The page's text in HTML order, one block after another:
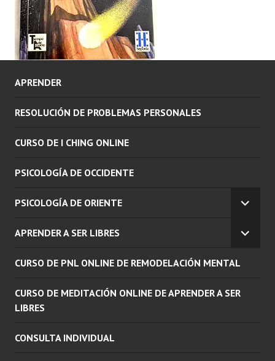
APRENDER
RESOLUCIÓN DE PROBLEMAS PERSONALES
CURSO DE I CHING ONLINE
PSICOLOGÍA DE OCCIDENTE
PSICOLOGÍA DE ORIENTE
MENÚ
APRENDER A SER LIBRES
CURSO DE PNL ONLINE DE REMODELACIÓN MENTAL
CURSO DE MEDITACIÓN ONLINE DE APRENDER A SER
LIBRES
CONSULTA INDIVIDUAL